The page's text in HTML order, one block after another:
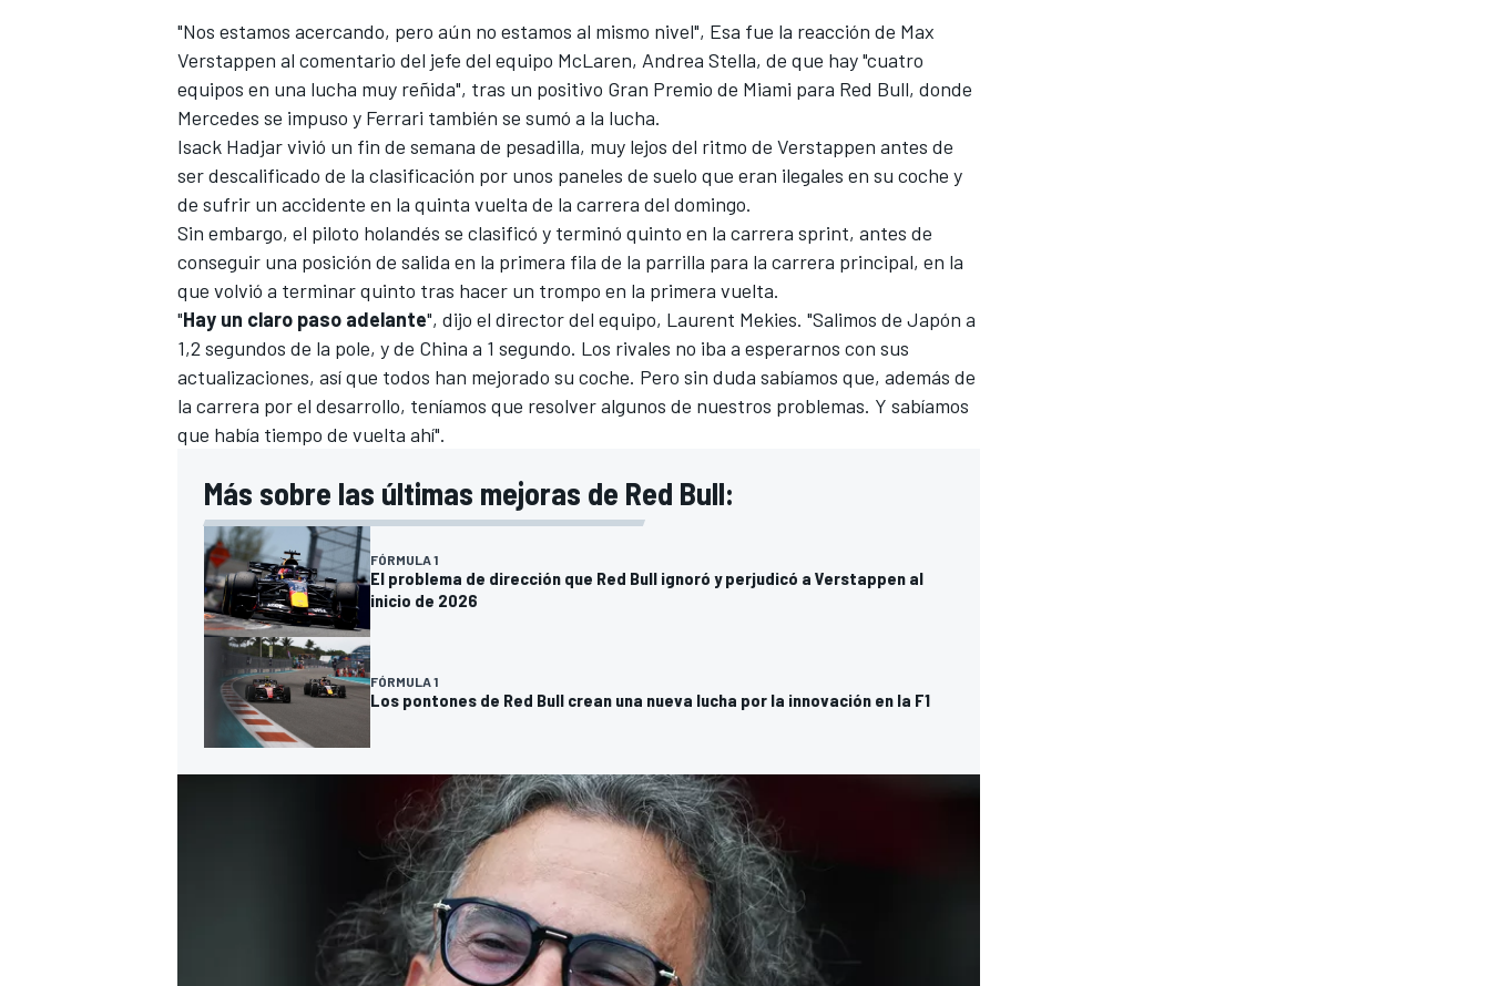
"Nos estamos acercando, pero aún no estamos al mismo nivel", Esa fue la reacción de Max
Verstappen al comentario del jefe del equipo McLaren, Andrea Stella, de que hay "cuatro
equipos en una lucha muy reñida", tras un positivo Gran Premio de Miami para Red Bull, donde
Mercedes se impuso y Ferrari también se sumó a la lucha.
Isack Hadjarvivió un fin de semana de pesadilla, muy lejos del ritmo de Verstappen antes de
ser descalificado de la clasificación por unos paneles de suelo que eran ilegales en su coche y
de sufrir un accidente en la quinta vuelta de la carrera del domingo.
Sin embargo, el piloto holandés se clasificó y terminó quinto en la carrera sprint, antes de
conseguir una posición de salida en la primera fila de la parrilla para la carrera principal, en la
que volvió a terminar quinto tras hacer un trompo en la primera vuelta.
"Hay un claro paso adelante", dijo el director del equipo, Laurent Mekies. "Salimos de Japón a
1,2 segundos de la pole, y de China a 1 segundo. Los rivales no iba a esperarnos con sus
actualizaciones, así que todos han mejorado su coche. Pero sin duda sabíamos que, además de
la carrera por el desarrollo, teníamos que resolver algunos de nuestros problemas. Y sabíamos
que había tiempo de vuelta ahí".
Más sobre las últimas mejoras de Red Bull:
FÓRMULA 1
El problema de dirección que Red Bull ignoró y perjudicó a Verstappen al
inicio de 2026
FÓRMULA 1
Los pontones de Red Bull crean una nueva lucha por la innovación en la F1